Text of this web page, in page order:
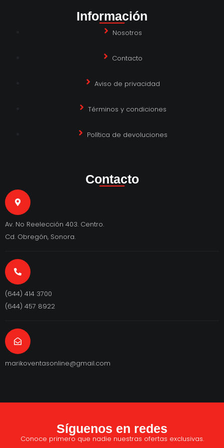
Información
Nosotros
Contacto
Aviso de privacidad
Términos y condiciones
Política de devoluciones
Contacto
Av. No Reelección 403. Centro.
Cd. Obregón, Sonora.
(644) 414 3700
(644) 457 8922
marikoventasonline@gmail.com
Síguenos en redes
Conoce primero que nadie nuestras ofertas exclusivas.